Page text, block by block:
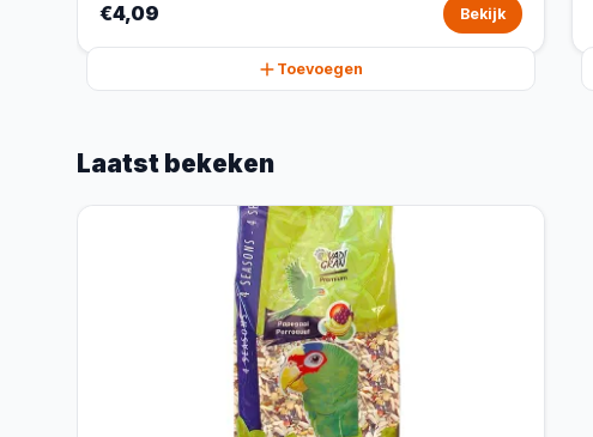
€4,09 Bekijk
Toevoegen
Laatst bekeken